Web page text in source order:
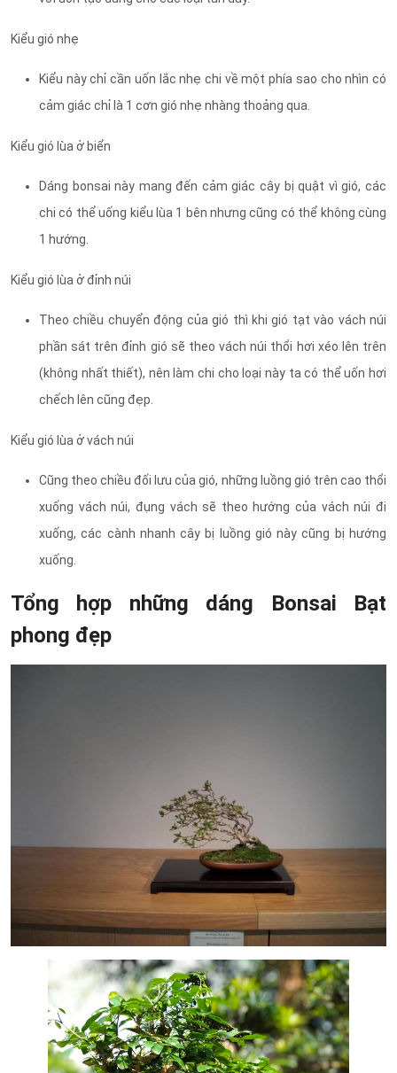
Kiểu gió nhẹ
Kiểu này chỉ cần uốn lắc nhẹ chi về một phía sao cho nhìn có
cảm giác chỉ là 1 cơn gió nhẹ nhàng thoảng qua.
Kiểu gió lùa ở biển
Dáng bonsai này mang đến cảm giác cây bị quật vì gió, các
chi có thể uống kiểu lùa 1 bên nhưng cũng có thể không cùng
1 hướng.
Kiểu gió lùa ở đỉnh núi
Theo chiều chuyển động của gió thì khi gió tạt vào vách núi
phần sát trên đỉnh gió sẽ theo vách núi thổi hơi xéo lên trên
(không nhất thiết), nên làm chi cho loại này ta có thể uốn hơi
chếch lên cũng đẹp.
Kiểu gió lùa ở vách núi
Cũng theo chiều đối lưu của gió, những luồng gió trên cao thổi
xuống vách núi, đụng vách sẽ theo hướng của vách núi đi
xuống, các cành nhanh cây bị luồng gió này cũng bị hướng
xuống.
Tổng hợp những dáng Bonsai Bạt
phong đẹp